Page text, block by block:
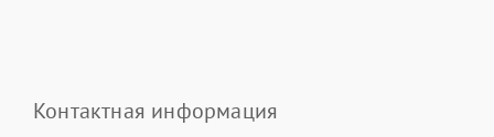
Контактная информация